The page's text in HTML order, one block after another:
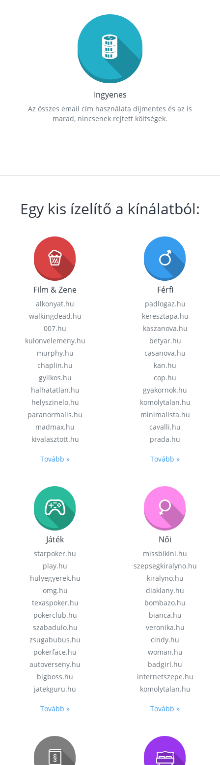
Ingyenes
Az összes email cím használata díjmentes és az is
marad, nincsenek rejtett költségek.
Egy kis ízelítő a kínálatból:
Film & Zene
alkonyat.hu
walkingdead.hu
007.hu
kulonvelemeny.hu
murphy.hu
chaplin.hu
gyilkos.hu
halhatatlan.hu
helyszinelo.hu
paranormalis.hu
madmax.hu
kivalasztott.hu
Tovább »
Férfi
padlogaz.hu
keresztapa.hu
kaszanova.hu
betyar.hu
casanova.hu
kan.hu
cop.hu
gyakornok.hu
komolytalan.hu
minimalista.hu
cavalli.hu
prada.hu
Tovább »
Játék
starpoker.hu
play.hu
hulyegyerek.hu
omg.hu
texaspoker.hu
pokerclub.hu
szabadulo.hu
zsugabubus.hu
pokerface.hu
autoverseny.hu
bigboss.hu
jatekguru.hu
Tovább »
Női
missbikini.hu
szepsegkiralyno.hu
kiralyno.hu
diaklany.hu
bombazo.hu
bianca.hu
veronika.hu
cindy.hu
woman.hu
badgirl.hu
internetszepe.hu
komolytalan.hu
Tovább »